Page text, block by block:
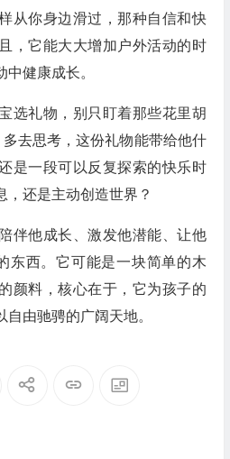
从你身边滑过，那种自信和快
，它能大大增加户外活动的时
健康成长。
选礼物，别只盯着那些花里胡
多去思考，这份礼物能带给他什
是一段可以反复探索的快乐时
，还是主动创造世界？
伴他成长、激发他潜能、让他
东西。它可能是一块简单的木
颜料，核心在于，它为孩子的
由驰骋的广阔天地。